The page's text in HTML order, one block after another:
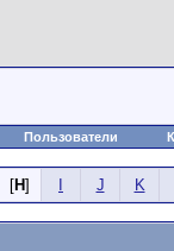
Пользователи
[H] J K